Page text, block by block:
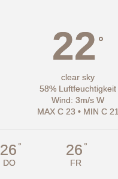
22 °
clear sky
58% Luftfeuchtigkeit
Wind: 3m/s W
MAX C 23 • MIN C 21
26 °
DO
26 °
FR